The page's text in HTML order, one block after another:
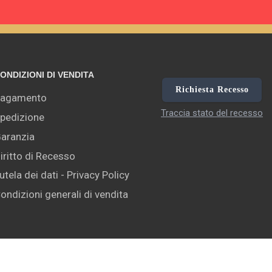
DI VENDITA
di Recesso
dei dati - Privacy Policy
generali di vendita
Richiesta Recesso
Traccia stato del recesso